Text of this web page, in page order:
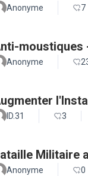
Anonyme 7
moustiques
Anonyme
ID.31 3
Militaire
Anonyme 0